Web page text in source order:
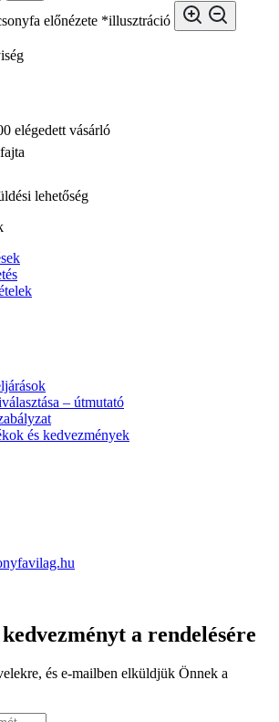
*illusztráció
elégedett vásárló
lehetőség
– útmutató
és kedvezmények
a rendelésére
és e-mailben elküldjük Önnek a